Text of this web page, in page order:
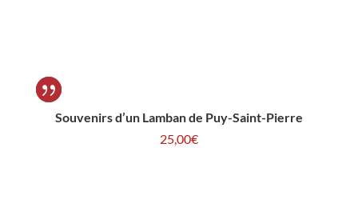
Souvenirs d’un Lamban de Puy-Saint-Pierre
25,00€